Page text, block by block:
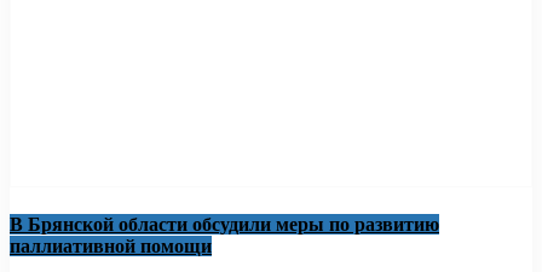
В Брянской области обсудили меры по развитию
паллиативной помощи